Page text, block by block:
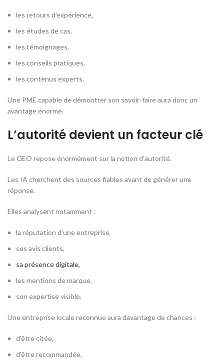
les retours d’expérience,
les études de cas,
les témoignages,
les conseils pratiques,
les contenus experts.
Une PME capable de démontrer son savoir-faire aura donc un
avantage énorme.
L’autorité devient un facteur clé
Le GEO repose énormément sur la notion d’autorité.
Les IA cherchent des sources fiables avant de générer une
réponse.
Elles analysent notamment :
la réputation d’une entreprise,
ses avis clients,
sa présence digitale,
les mentions de marque,
son expertise visible.
Une entreprise locale reconnue aura davantage de chances :
d’être citée,
d’être recommandée,